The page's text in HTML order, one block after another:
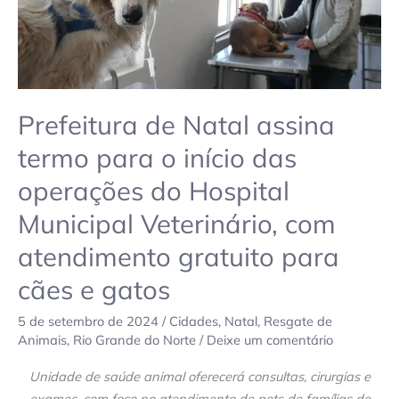
Prefeitura de Natal assina
termo para o início das
operações do Hospital
Municipal Veterinário, com
atendimento gratuito para
cães e gatos
5 de setembro de 2024 / Cidades, Natal, Resgate de
Animais, Rio Grande do Norte / Deixe um comentário
Unidade de saúde animal oferecerá consultas, cirurgias e
das
operações
do
Hospital
Municipal
Veterinário,
com
atendimento
gratuito
para
cães
e
gatos